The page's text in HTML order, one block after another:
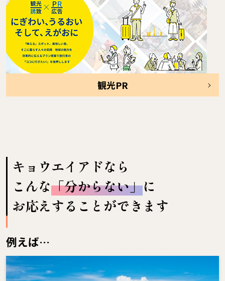
観光PR
キョウエイアドなら
こんな「分からない」に
お応えすることができます
例えば…